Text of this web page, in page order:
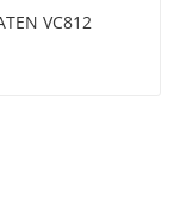
VC812